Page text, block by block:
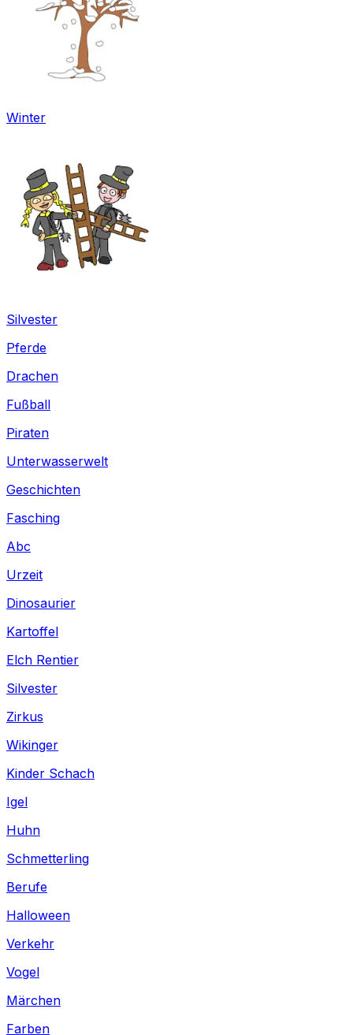
Winter
Silvester
Pferde
Drachen
Fußball
Piraten
Unterwasserwelt
Geschichten
Fasching
Abc
Urzeit
Dinosaurier
Kartoffel
Elch Rentier
Silvester
Zirkus
Wikinger
Kinder Schach
Igel
Huhn
Schmetterling
Berufe
Halloween
Verkehr
Vogel
Märchen
Farben